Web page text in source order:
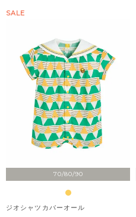
70/80/90
SALE
ジオシャツカバーオール